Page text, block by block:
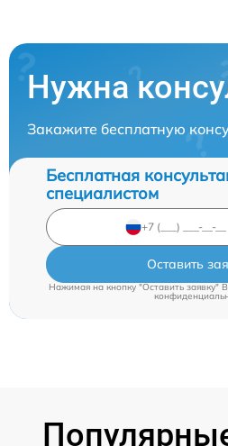
Нужна
Закажите бесплатную
Бесплатная
специалистом
Оставить
Нажимая на кнопку "Оставить заявку"